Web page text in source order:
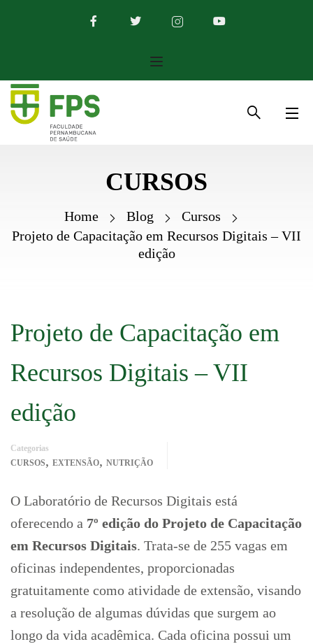
CURSOS
Home Blog
Cursos
Projeto de Capacitação em Recursos Digitais – VII
edição
Projeto de Capacitação em
Recursos Digitais – VII
edição
Categorias
CURSOS, EXTENSÃO, NUTRIÇÃO
O Laboratório de Recursos Digitais está
oferecendo a 7º edição do Projeto de Capacitação
em Recursos Digitais. Trata-se de 255 vagas em
oficinas independentes, proporcionadas
gratuitamente como atividade de extensão, visando
a resolução de algumas dúvidas que surgem ao
longo da vida acadêmica. Cada oficina possui um